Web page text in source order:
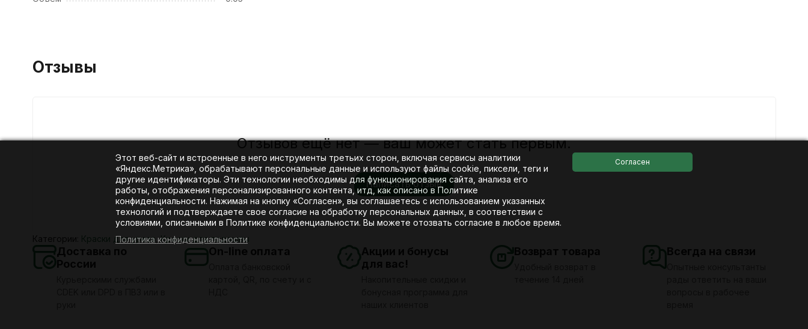
Отзывы
Отзывов ещё нет — ваш может стать первым.
Написать отзыв
Категории: Краски для уреза ,Краски для подошвы
Доставка по
России
On-line оплата
Акции и бонусы
для вас!
Возврат товара Всегда на связи
Опытные консультанты
Этот веб-сайт и встроенные в него инструменты третьих сторон, включая сервисы аналитики
«Яндекс.Метрика», обрабатывают персональные данные и используют файлы cookie, пиксели, теги и
другие идентификаторы. Эти технологии необходимы для функционирования сайта, анализа его
работы, отображения персонализированного контента, итд, как описано в Политике
конфиденциальности. Нажимая на кнопку «Согласен», вы соглашаетесь с использованием указанных
технологий и подтверждаете свое согласие на обработку персональных данных, в соответствии с
условиями, описанными в Политике конфиденциальности. Вы можете отозвать согласие в любое время.
Политика конфиденциальности